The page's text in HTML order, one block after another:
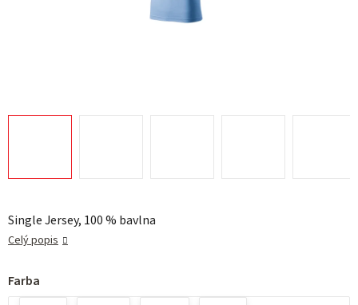
Single Jersey, 100 % bavlna
Celý popis
Farba